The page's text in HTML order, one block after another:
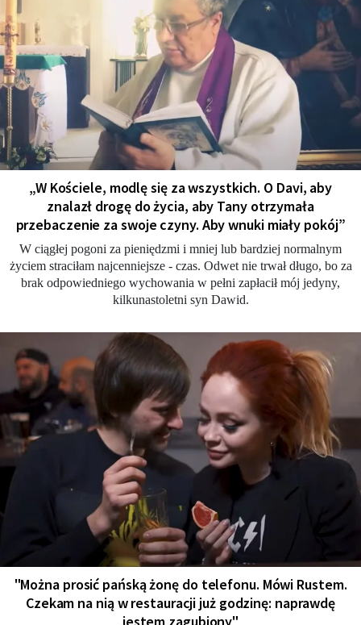
„W Kościele, modlę się za wszystkich. O Davi, aby
znalazł drogę do życia, aby Tany otrzymała
przebaczenie za swoje czyny. Aby wnuki miały pokój”
W ciągłej pogoni za pieniędzmi i mniej lub bardziej normalnym
życiem straciłam najcenniejsze - czas. Odwet nie trwał długo, bo za
brak odpowiedniego wychowania w pełni zapłacił mój jedyny,
kilkunastoletni syn Dawid.
"Można prosić pańską żonę do telefonu. Mówi Rustem.
Czekam na nią w restauracji już godzinę: naprawdę